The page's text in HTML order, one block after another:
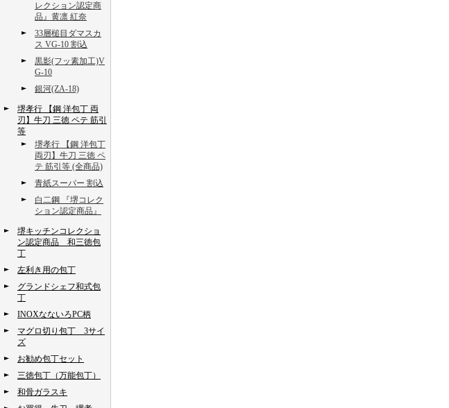
レクション認定商
品』黄凛 紅奈
33層槌目ダマスカ
ス VG-10 割込
黒影(フッ素加工)V
G-10
銀河(ZA-18)
堺孝行 【鋼 洋包丁 両
刃】牛刀 三徳 ペテ 筋引
等
堺孝行 【鋼 洋包丁
両刃】牛刀 三徳 ペ
テ 筋引等 (全商品)
青紙スーパー 割込
白二鋼 『堺コレク
ション認定商品』
堺キッチンコレクショ
ン認定商品 和三徳包
丁
左利き用の包丁
グランドシェフ和式包
丁
INOXなないろPC柄
マグロ切り包丁 3サイ
ズ
お勧め包丁セット
三徳包丁（万能包丁）
和骨ガラスキ